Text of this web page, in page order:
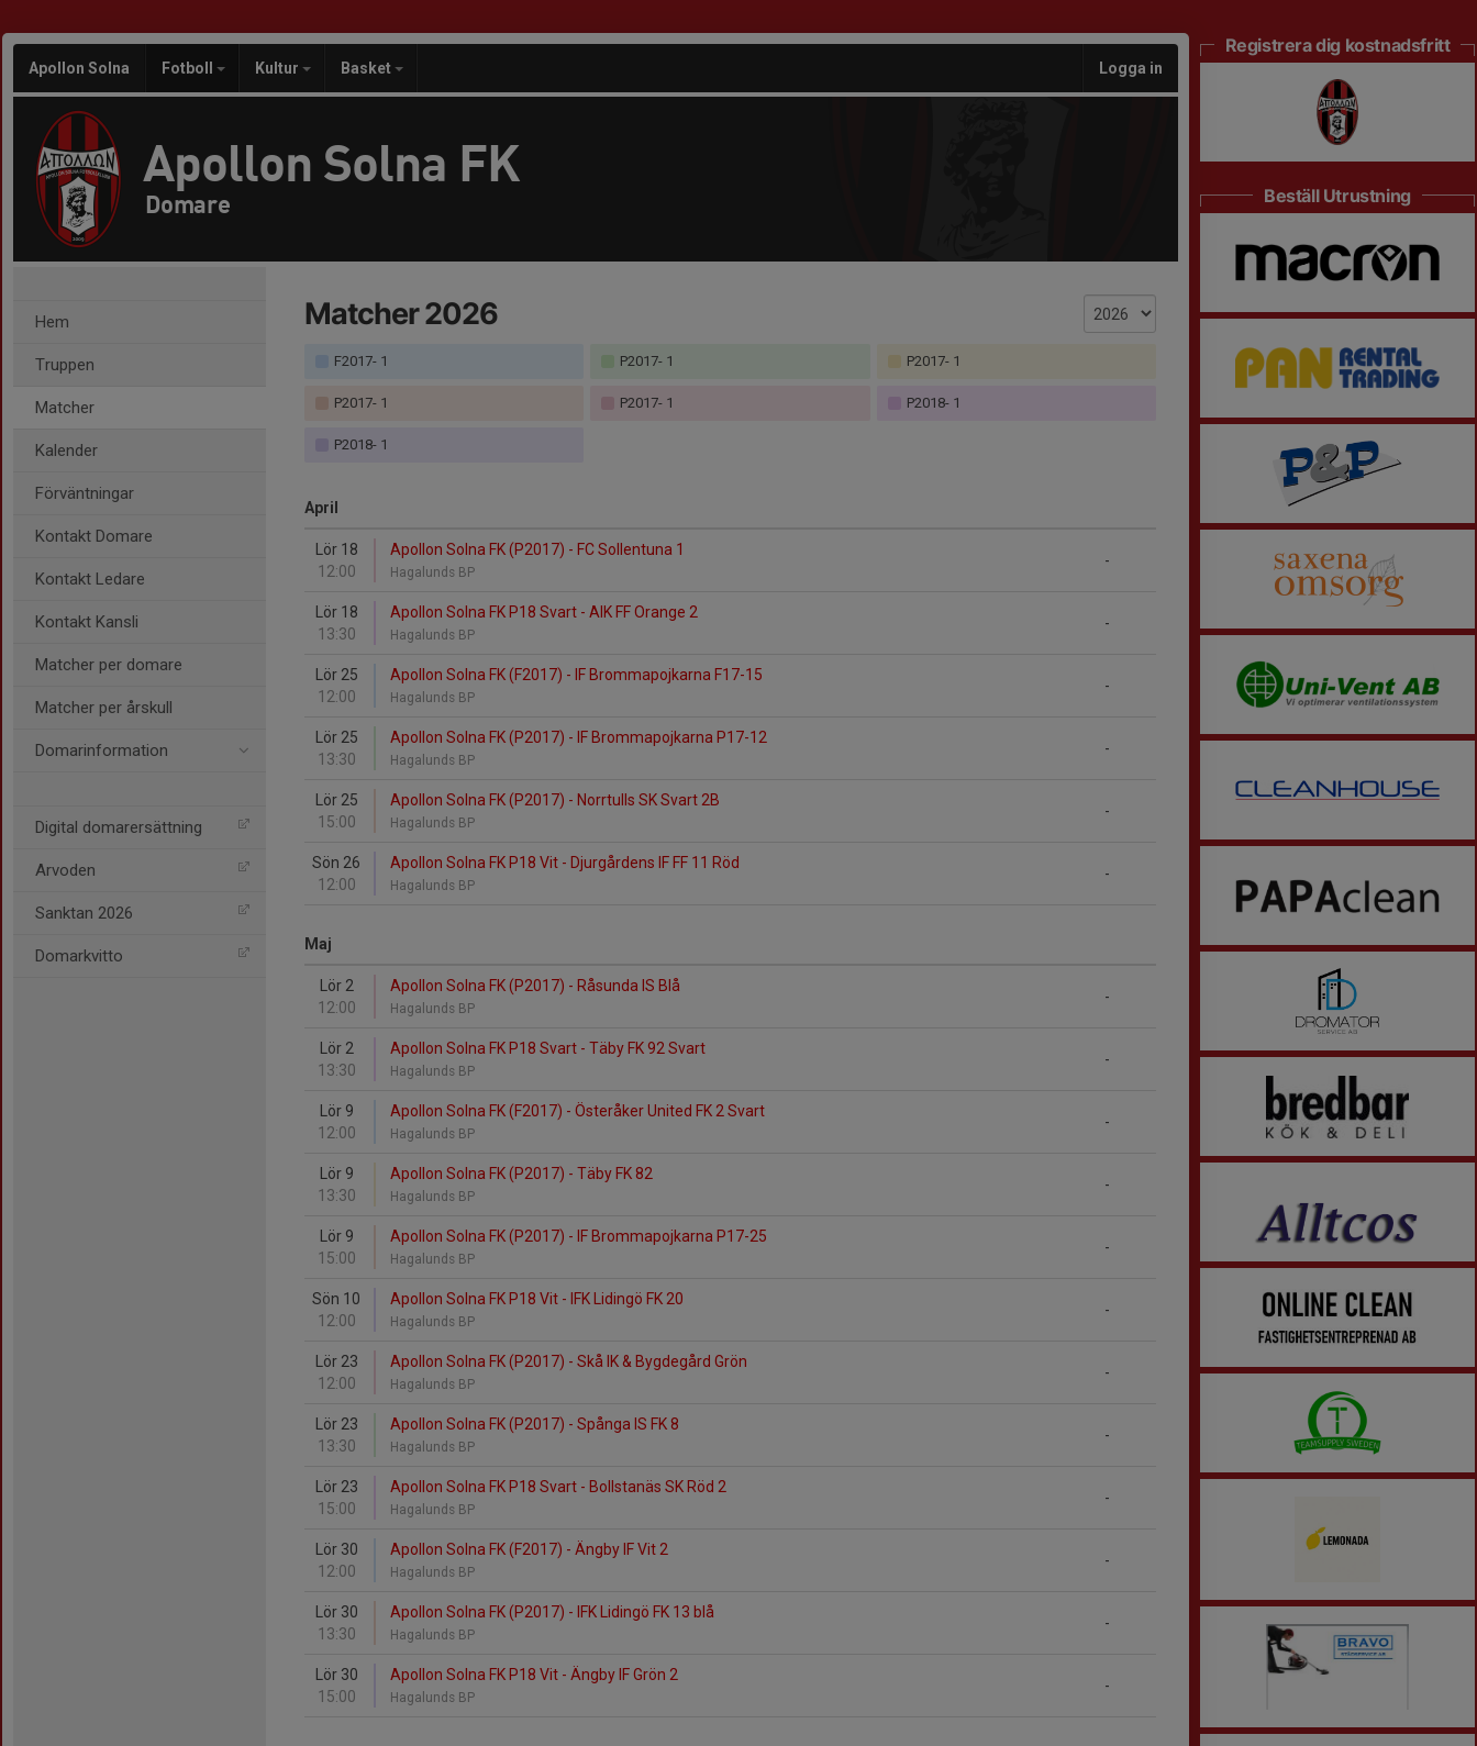
Apollon Solna Fotboll Kultur Basket Logga in
Apollon Solna FK
Domare
Hem
Truppen
Matcher
Kalender
Förväntningar
Kontakt Domare
Kontakt Ledare
Kontakt Kansli
Matcher per domare
Matcher per årskull
Domarinformation
Digital domarersättning
Arvoden
Sanktan 2026
Domarkvitto
Matcher 2026
F2017- 1 P2017- 1 P2017- 1
P2017- 1 P2017- 1 P2018- 1
P2018- 1
April
Lör 18
12:00
-
Apollon Solna FK (P2017) - FC Sollentuna 1
Hagalunds BP
Lör 18
13:30
-
Apollon Solna FK P18 Svart - AIK FF Orange 2
Hagalunds BP
Lör 25
12:00
-
Apollon Solna FK (F2017) - IF Brommapojkarna F17-15
Hagalunds BP
Lör 25
13:30
-
Apollon Solna FK (P2017) - IF Brommapojkarna P17-12
Hagalunds BP
Lör 25
15:00
-
Apollon Solna FK (P2017) - Norrtulls SK Svart 2B
Hagalunds BP
Sön 26
12:00
-
Apollon Solna FK P18 Vit - Djurgårdens IF FF 11 Röd
Hagalunds BP
Maj
Lör 2
12:00
-
Apollon Solna FK (P2017) - Råsunda IS Blå
Hagalunds BP
Lör 2
13:30
-
Apollon Solna FK P18 Svart - Täby FK 92 Svart
Hagalunds BP
Lör 9
12:00
-
Apollon Solna FK (F2017) - Österåker United FK 2 Svart
Hagalunds BP
Lör 9
13:30
-
Apollon Solna FK (P2017) - Täby FK 82
Hagalunds BP
Lör 9
15:00
-
Apollon Solna FK (P2017) - IF Brommapojkarna P17-25
Hagalunds BP
Sön 10
12:00
-
Apollon Solna FK P18 Vit - IFK Lidingö FK 20
Hagalunds BP
Lör 23
12:00
-
Apollon Solna FK (P2017) - Skå IK & Bygdegård Grön
Hagalunds BP
Lör 23
13:30
-
Apollon Solna FK (P2017) - Spånga IS FK 8
Hagalunds BP
Lör 23
15:00
-
Apollon Solna FK P18 Svart - Bollstanäs SK Röd 2
Hagalunds BP
Lör 30
12:00
-
Apollon Solna FK (F2017) - Ängby IF Vit 2
Hagalunds BP
Lör 30
13:30
-
Apollon Solna FK (P2017) - IFK Lidingö FK 13 blå
Hagalunds BP
Lör 30
15:00
-
Apollon Solna FK P18 Vit - Ängby IF Grön 2
Hagalunds BP
Registrera dig kostnadsfritt
Beställ Utrustning